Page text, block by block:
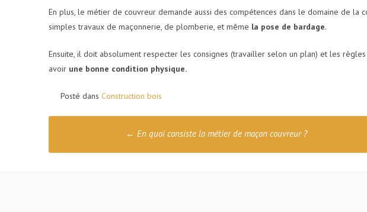
En plus, le métier de couvreur demande aussi des compétences dans le domaine de la
simples travaux de maçonnerie, de plomberie, et même la pose de bardage.
Ensuite, il doit absolument respecter les consignes (travailler selon un plan) et les
avoir une bonne condition physique.
Posté dans Construction bois
navigation
← En quoi consiste la métier de maçon couvreur ?